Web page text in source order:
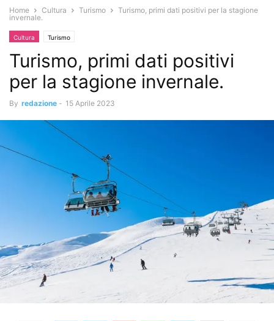
Home Cultura Turismo
Turismo, primi dati positivi per la stagione
invernale.
Cultura Turismo
Turismo, primi dati positivi
per la stagione invernale.
By redazione - 15 Aprile 2023